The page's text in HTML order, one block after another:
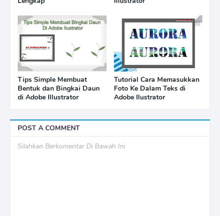
Tips Simple Membuat
Bentuk dan Bingkai Daun
di Adobe Illustrator
Tutorial Cara Memasukkan
Foto Ke Dalam Teks di
Adobe Ilustrator
POST A COMMENT
Silahkan Berkomentar Di Bawah Ini